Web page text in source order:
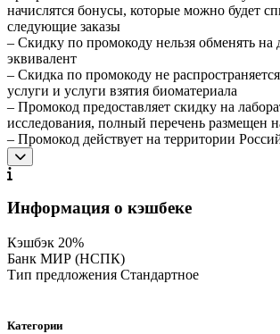
начислятся бонусы, которые можно будет
следующие заказы
– Скидку по промокоду нельзя обменять
эквивалент
– Скидка по промокоду не
услуги и услуги взятия биоматериала
– Промокод предоставляет скидку на
исследования, полный перечень размещен
– Промокод действует на территории
Информация о кэшбеке
Кэшбэк 20%
Банк МИР (НСПК)
Тип предложения Стандартное
Категории